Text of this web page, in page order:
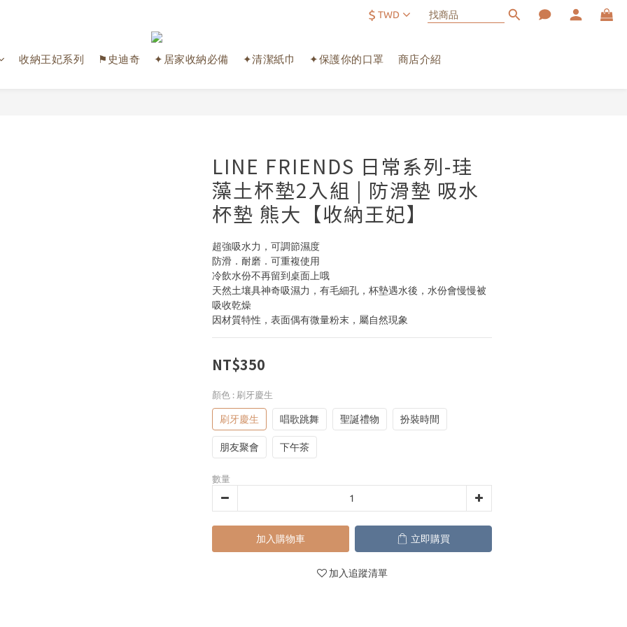
$ TWD
收納王妃系列 ⚑史迪奇 ✦居家收納必備 ✦清潔紙巾 ✦保護你的口罩 商店介紹
LINE FRIENDS 日常系列-珪
藻土杯墊2入組 | 防滑墊 吸水
杯墊 熊大【收納王妃】
超強吸水力，可調節濕度
防滑．耐磨．可重複使用
冷飲水份不再留到桌面上哦
天然土壤具神奇吸濕力，有毛細孔，杯墊遇水後，水份會慢慢被
吸收乾燥
因材質特性，表面偶有微量粉末，屬自然現象
NT$350
顏色 : 刷牙慶生
刷牙慶生 唱歌跳舞 聖誕禮物 扮裝時間
朋友聚會 下午茶
數量
加入購物車 立即購買
加入追蹤清單